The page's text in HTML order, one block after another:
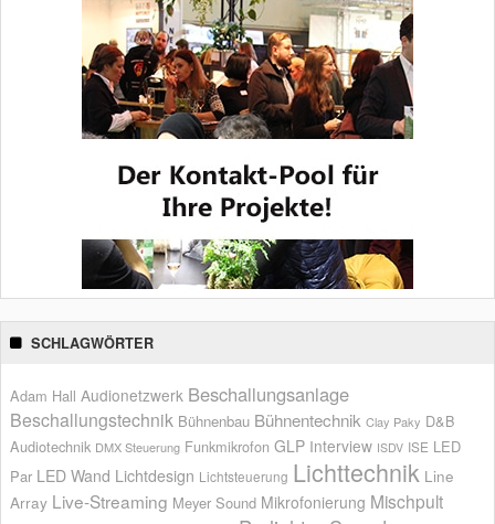
SCHLAGWÖRTER
Adam Hall Audionetzwerk Beschallungsanlage
Beschallungstechnik Bühnenbau Bühnentechnik Clay Paky D&B
Audiotechnik DMX Steuerung Funkmikrofon GLP Interview ISDV ISE LED
Par LED Wand Lichtdesign Lichtsteuerung Lichttechnik Line
Array Live-Streaming Meyer Sound Mikrofonierung Mischpult